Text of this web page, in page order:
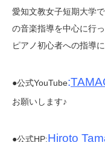
愛知文教女子短期大学
の音楽指導を中心に行っ
ピアノ初心者への指導
●公式YouTube:
お願いします♪
●公式HP:Hiroto